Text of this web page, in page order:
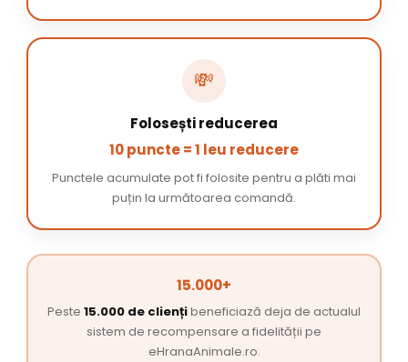
💸
Folosești reducerea
10 puncte = 1 leu reducere
Punctele acumulate pot fi folosite pentru a plăti mai
puțin la următoarea comandă.
15.000+
Peste 15.000 de cliențibeneficiază deja de actualul
sistem de recompensare a fidelității pe
eHranaAnimale.ro.